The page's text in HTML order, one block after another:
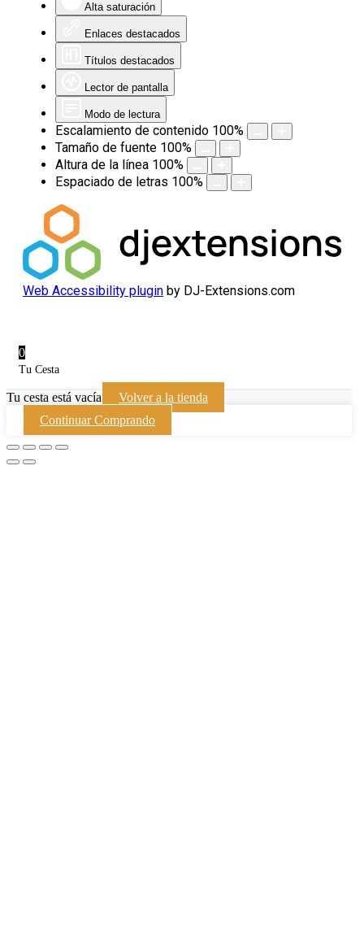
Alta saturación
Enlaces destacados
Títulos destacados
Lector de pantalla
Modo de lectura
Escalamiento de contenido 100%
Tamaño de fuente 100%
Altura de la línea 100%
Espaciado de letras 100%
Web Accessibility plugin by DJ-Extensions.com
0
Tu Cesta
Tu cesta está vacía
Volver a la tienda
Continuar Comprando